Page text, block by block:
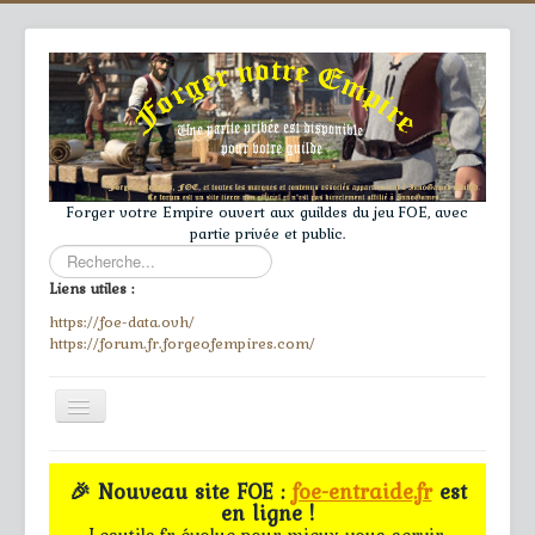
Forger votre Empire ouvert aux guildes du jeu FOE, avec
partie privée et public.
Rechercher
Liens utiles :
https://foe-data.ovh/
https://forum.fr.forgeofempires.com/
Toggle
Navigation
≡
Accueil
🎉 Nouveau site FOE :foe-entraide.frest
en ligne !